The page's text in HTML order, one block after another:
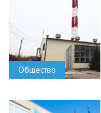
Общество